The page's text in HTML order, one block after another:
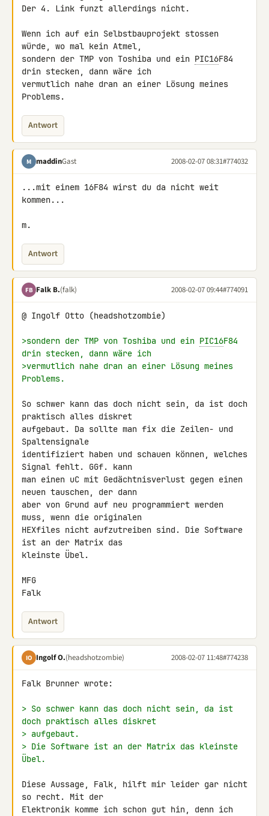
Der 4. Link funzt allerdings nicht.
Wenn ich auf ein Selbstbauprojekt stossen
würde, wo mal kein Atmel,
sondern der TMP von Toshiba und ein PIC16F84
drin stecken, dann wäre ich
vermutlich nahe dran an einer Lösung meines
Problems.
Antwort
M maddinGast 2008-02-07 08:31#774032
...mit einem 16F84 wirst du da nicht weit
kommen...
m.
Antwort
FB Falk B.(falk) 2008-02-07 09:44#774091
@ Ingolf Otto (headshotzombie)
>sondern der TMP von Toshiba und ein PIC16F84
drin stecken, dann wäre ich
>vermutlich nahe dran an einer Lösung meines
Problems.
So schwer kann das doch nicht sein, da ist doch
praktisch alles diskret
aufgebaut. Da sollte man fix die Zeilen- und
Spaltensignale
identifiziert haben und schauen können, welches
Signal fehlt. GGf. kann
man einen uC mit Gedächtnisverlust gegen einen
neuen tauschen, der dann
aber von Grund auf neu programmiert werden
muss, wenn die originalen
HEXfiles nicht aufzutreiben sind. Die Software
ist an der Matrix das
kleinste Übel.
MFG
Falk
Antwort
IO Ingolf O.(headshotzombie) 2008-02-07 11:48#774238
Falk Brunner wrote:
> So schwer kann das doch nicht sein, da ist
doch praktisch alles diskret
> aufgebaut.
> Die Software ist an der Matrix das kleinste
Übel.
Diese Aussage, Falk, hilft mir leider gar nicht
so recht. Mit der
Elektronik komme ich schon gut hin, denn ich